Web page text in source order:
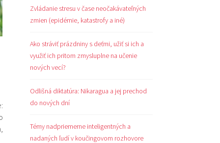
Zvládanie stresu v čase neočakávateľných
zmien (epidémie, katastrofy a iné)
Ako stráviť prázdniny s deťmi, užiť si ich a
využiť ich pritom zmysluplne na učenie
nových vecí?
Odlišná diktatúra: Nikaragua a jej prechod
do nových dní
Témy nadpriemerne inteligentných a
nadaných ľudí v koučingovom rozhovore